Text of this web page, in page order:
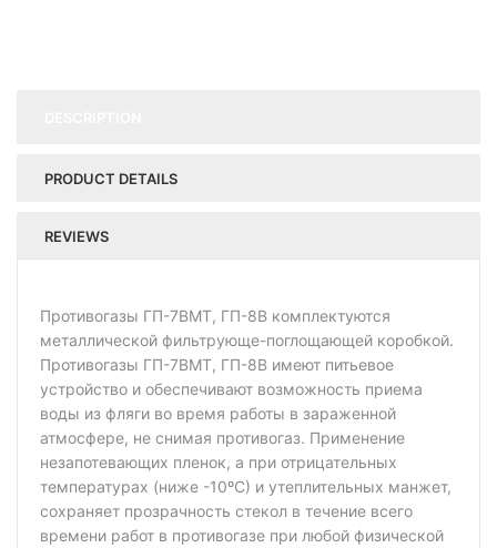
PRODUCT DETAILS
REVIEWS
Противогазы ГП-7ВМТ, ГП-8В комплектуются
металлической фильтрующе-поглощающей коробкой.
Противогазы ГП-7ВМТ, ГП-8В имеют питьевое
устройство и обеспечивают возможность приема
воды из фляги во время работы в зараженной
атмосфере, не снимая противогаз. Применение
незапотевающих пленок, а при отрицательных
температурах (ниже -10ºС) и утеплительных манжет,
сохраняет прозрачность стекол в течение всего
времени работ в противогазе при любой физической